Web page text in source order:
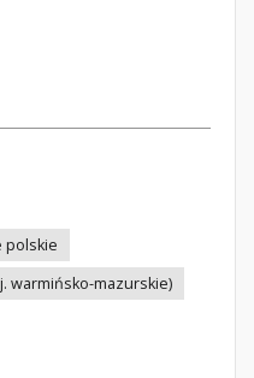
polskie
warmińsko-mazurskie)